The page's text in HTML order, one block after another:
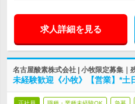
求人詳細を見る
名古屋酸素株式会社 | 小牧限定募集｜
未経験歓迎《小牧》【営業】*土